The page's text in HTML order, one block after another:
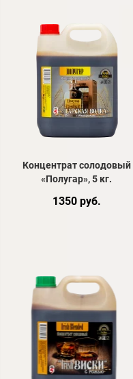
Концентрат солодовый
«Полугар», 5 кг.
1350 руб.